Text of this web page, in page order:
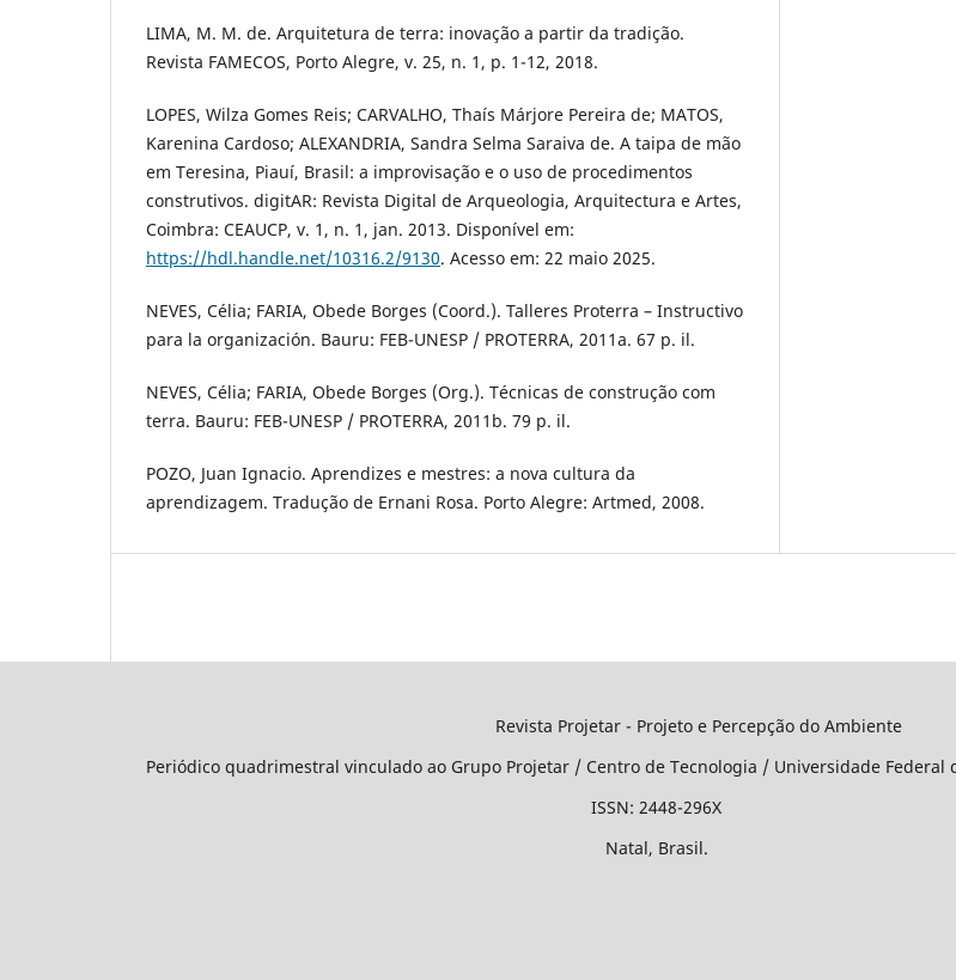
LIMA, M. M. de. Arquitetura de terra: inovação a partir da tradição.
Revista FAMECOS, Porto Alegre, v. 25, n. 1, p. 1-12, 2018.
LOPES, Wilza Gomes Reis; CARVALHO, Thaís Márjore Pereira de; MATOS,
Karenina Cardoso; ALEXANDRIA, Sandra Selma Saraiva de. A taipa de mão
em Teresina, Piauí, Brasil: a improvisação e o uso de procedimentos
construtivos. digitAR: Revista Digital de Arqueologia, Arquitectura e Artes,
Coimbra: CEAUCP, v. 1, n. 1, jan. 2013. Disponível em:
https://hdl.handle.net/10316.2/9130. Acesso em: 22 maio 2025.
NEVES, Célia; FARIA, Obede Borges (Coord.). Talleres Proterra – Instructivo
para la organización. Bauru: FEB-UNESP / PROTERRA, 2011a. 67 p. il.
NEVES, Célia; FARIA, Obede Borges (Org.). Técnicas de construção com
terra. Bauru: FEB-UNESP / PROTERRA, 2011b. 79 p. il.
POZO, Juan Ignacio. Aprendizes e mestres: a nova cultura da
aprendizagem. Tradução de Ernani Rosa. Porto Alegre: Artmed, 2008.
Revista Projetar - Projeto e Percepção do Ambiente
Periódico quadrimestral vinculado ao Grupo Projetar / Centro de Tecnologia / Universidade Federal
ISSN: 2448-296X
Natal, Brasil.